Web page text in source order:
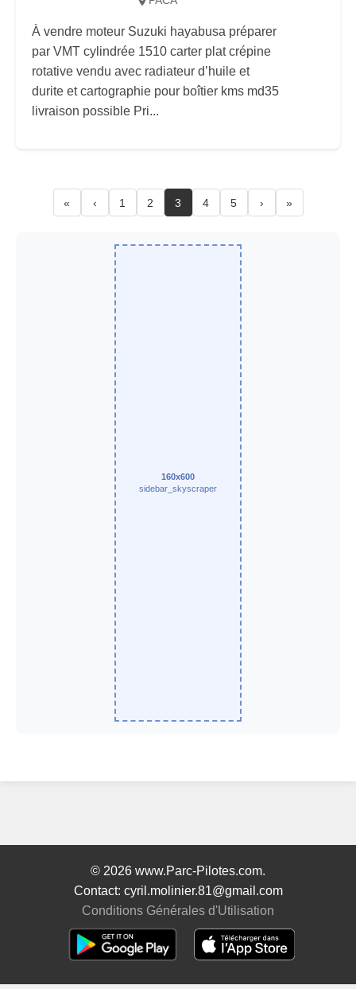
À vendre moteur Suzuki hayabusa préparer
par VMT cylindrée 1510 carter plat crépine
rotative vendu avec radiateur d’huile et
durite et cartographie pour boîtier kms md35
livraison possible Pri...
« ‹ 1 2 3 4 5 › »
160x600
sidebar_skyscraper
© 2026 www.Parc-Pilotes.com.
Contact: cyril.molinier.81@gmail.com
Conditions Générales d'Utilisation